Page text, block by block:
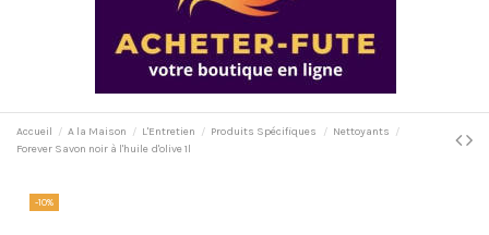
Accueil A la Maison L'Entretien Produits Spécifiques
Nettoyants
Forever Savon noir à l'huile d'olive 1l
-10%